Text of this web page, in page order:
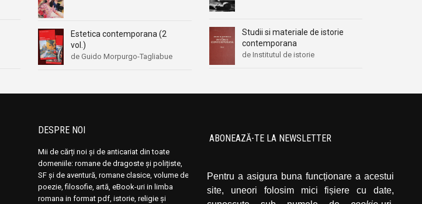
Pentru a asigura buna funcționare a acestui
site, uneori folosim mici fișiere cu date,
Estetica contemporana (2
vol.)
de Guido Morpurgo-Tagliabue
Studii si materiale de istorie
contemporana
de Institutul de istorie
DESPRE NOI
Mii de cărți noi și de anticariat din toate
domeniile: romane de dragoste și polițiste,
SF și de aventură, romane clasice, volume de
poezie, filosofie, artă, eBook-uri in limba
romana in format pdf, istorie, religie și
ABONEAZĂ-TE LA NEWSLETTER
pe butonul de abonare.